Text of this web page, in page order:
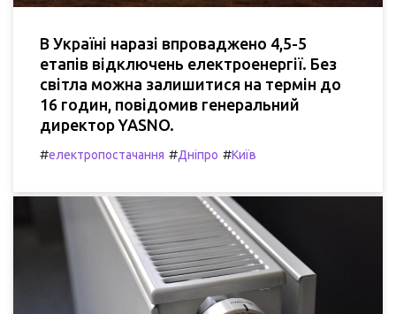
В Україні наразі впроваджено 4,5-5
етапів відключень електроенергії. Без
світла можна залишитися на термін до
16 годин, повідомив генеральний
директор YASNO.
#електропостачання #Дніпро #Київ